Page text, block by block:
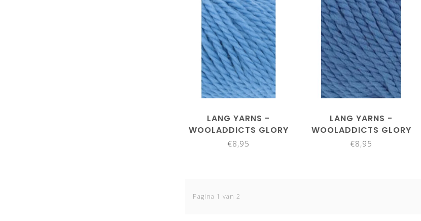
LANG YARNS -
WOOLADDICTS GLORY
1061.0072
€8,95
LANG YARNS -
WOOLADDICTS GLORY
1061.0078
€8,95
Pagina 1 van 2